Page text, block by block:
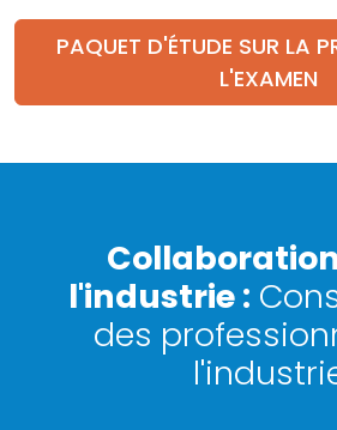
PAQUET D'ÉTUDE SUR LA
L'EXAMEN
l'industrie :
des